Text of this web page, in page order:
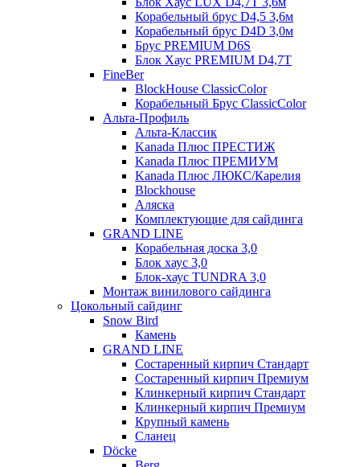
Корабельный брус D4,5 3,6м
Корабельный брус D4D 3,0м
Брус PREMIUM D6S
Блок Хаус PREMIUM D4,7T
FineBer
BlockHouse ClassicColor
Корабельный Брус ClassicColor
Альта-Профиль
Альта-Классик
Kanada Плюс ПРЕСТИЖ
Kanada Плюс ПРЕМИУМ
Kanada Плюс ЛЮКС/Карелия
Blockhouse
Аляска
Комплектующие для сайдинга
GRAND LINE
Корабельная доска 3,0
Блок хаус 3,0
Блок-хаус TUNDRA 3,0
Монтаж винилового сайдинга
Цокольный сайдинг
Snow Bird
Камень
GRAND LINE
Состаренный кирпич Стандарт
Состаренный кирпич Премиум
Клинкерный кирпич Стандарт
Клинкерный кирпич Премиум
Крупный камень
Сланец
Döcke